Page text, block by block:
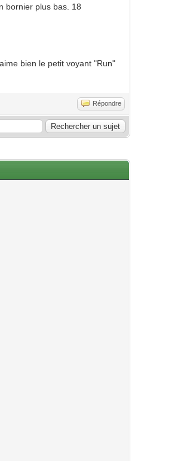
bornier plus bas. 18
bien le petit voyant "Run"
Répondre